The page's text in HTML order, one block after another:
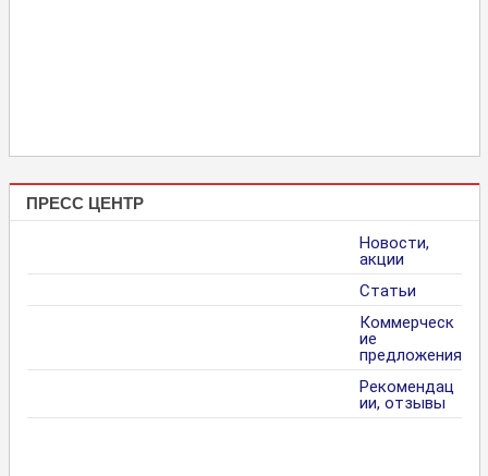
ПРЕСС ЦЕНТР
Новости,
акции
Статьи
Коммерческ
ие
предложения
Рекомендац
ии, отзывы